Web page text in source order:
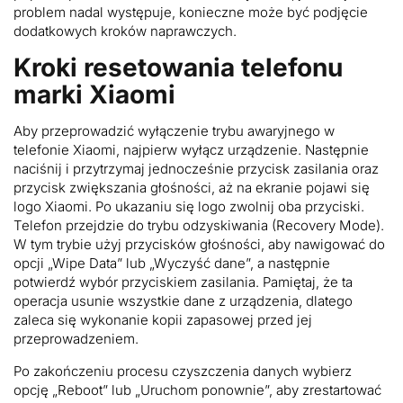
problem nadal występuje, konieczne może być podjęcie
dodatkowych kroków naprawczych.
Kroki resetowania telefonu
marki Xiaomi
Aby przeprowadzić wyłączenie trybu awaryjnego w
telefonie Xiaomi, najpierw wyłącz urządzenie. Następnie
naciśnij i przytrzymaj jednocześnie przycisk zasilania oraz
przycisk zwiększania głośności, aż na ekranie pojawi się
logo Xiaomi. Po ukazaniu się logo zwolnij oba przyciski.
Telefon przejdzie do trybu odzyskiwania (Recovery Mode).
W tym trybie użyj przycisków głośności, aby nawigować do
opcji „Wipe Data” lub „Wyczyść dane”, a następnie
potwierdź wybór przyciskiem zasilania. Pamiętaj, że ta
operacja usunie wszystkie dane z urządzenia, dlatego
zaleca się wykonanie kopii zapasowej przed jej
przeprowadzeniem.
Po zakończeniu procesu czyszczenia danych wybierz
opcję „Reboot” lub „Uruchom ponownie”, aby zrestartować